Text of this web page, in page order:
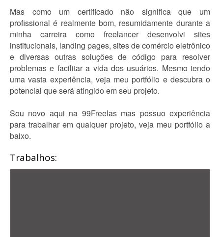
Mas como um certificado não significa que um
profissional é realmente bom, resumidamente durante a
minha carreira como freelancer desenvolvi sites
institucionais, landing pages, sites de comércio eletrônico
e diversas outras soluções de código para resolver
problemas e facilitar a vida dos usuários. Mesmo tendo
uma vasta experiência, veja meu portfólio e descubra o
potencial que será atingido em seu projeto.
Sou novo aqui na 99Freelas mas possuo experiência
para trabalhar em qualquer projeto, veja meu portfólio a
baixo.
Trabalhos: